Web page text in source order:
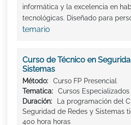
informática y la excelencia en
tecnológicas. Diseñado para
temario
Curso de Técnico en
Sistemas
Método:
Curso FP Presencial
Tematica:
Cursos Especializados
Duración:
La programación del
Seguridad de Redes y Sistemas
400 hora horas